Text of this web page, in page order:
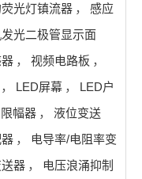
光灯镇流器 ，
感应
光二极管显示面
， 视频电路板 ，
， LED屏幕 ，
LED户
限幅器 ，
液位变送
，
电导率/电阻率变
器 ，
电压浪涌抑制